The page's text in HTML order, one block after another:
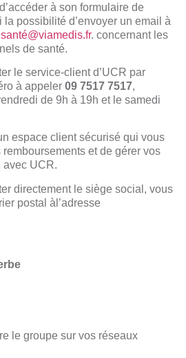
à son formulaire de
la possibilité d’envoyer un email à
. concernant les
de santé.
le service-client d’UCR par
à appeler 09 7517 7517,
de 9h à 19h et le samedi
espace clientsécurisé qui vous
et de gérer vos
avec UCR.
directement le siège social, vous
postal àl’adresse
le groupe sur vos réseaux